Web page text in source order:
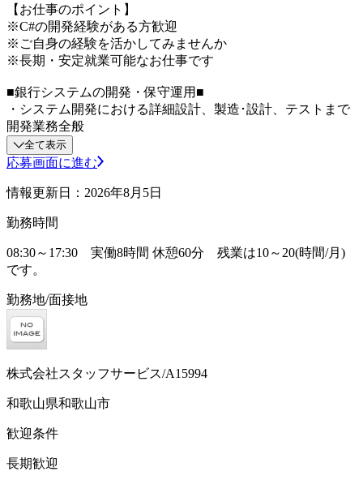
【お仕事のポイント】
※C#の開発経験がある方歓迎
※ご自身の経験を活かしてみませんか
※長期・安定就業可能なお仕事です
■銀行システムの開発・保守運用■
・システム開発における詳細設計、製造･設計、テストまで
開発業務全般
全て表示
応募画面に進む
情報更新日：2026年8月5日
勤務時間
08:30～17:30 実働8時間 休憩60分 残業は10～20(時間/月)
です。
勤務地/面接地
株式会社スタッフサービス/A15994
和歌山県和歌山市
歓迎条件
長期歓迎